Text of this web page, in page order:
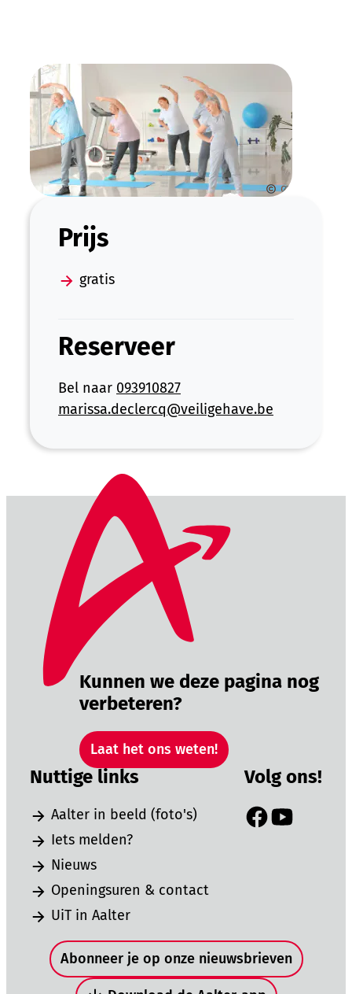
canva
Prijs
gratis
Reserveer
Bel naar 093910827
marissa.declercq@veiligehave.be
Kunnen we deze pagina nog
verbeteren?
Laat het ons weten!
Nuttige links
Aalter in beeld (foto's)
Iets melden?
Nieuws
Openingsuren & contact
UiT in Aalter
Volg ons!
Facebook
YouTube
Snel naar
Abonneer je op onze nieuwsbrieven